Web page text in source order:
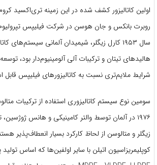
روبرت بانکس و جان هوسن در شرکت فیلیپس
سال ۱۹۵۳ کارل زیگلر، شیمیدان آلمانی سیستم‌های
هالیدهای تیتان و ترکیبات آلی آلومینیوم‌دار بود، توسعه
شرایط ملایم‌تری نسبت به کاتالیزورهای فیلیپس قابل
سومین نوع سیستم کاتالیزوری استفاده از ترکیبات
۱۹۷۶ در آلمان توسط والتر کامینیکی و هانس
زیگلر و متالوسن از لحاظ کارکرد بسیار انعطاف‌پذیر
کوپلیمریزاسیون اتیلن با سایر اولفین‌ها که اساس